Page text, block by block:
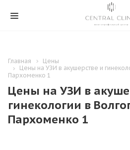
Главная
Цены
Цены на УЗИ в акушерстве и
Пархоменко 1
Цены на УЗИ в
гинекологии в
Пархоменко 1